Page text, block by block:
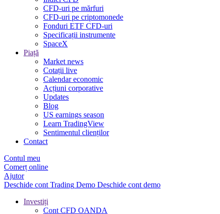
CFD-uri pe mărfuri
CFD-uri pe criptomonede
Fonduri ETF CFD-uri
Specificații instrumente
SpaceX
Piață
Market news
Cotații live
Calendar economic
Acțiuni corporative
Updates
Blog
US earnings season
Learn TradingView
Sentimentul clienților
Contact
Contul meu
Comerț online
Ajutor
Deschide cont Trading Demo Deschide cont demo
Investiți
Cont CFD OANDA